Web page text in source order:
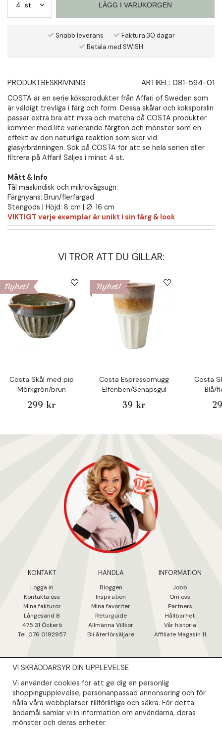
LÄGG I VARUKORGEN
Snabb leverans
Faktura 30 dagar
Betala med SWISH
PRODUKTBESKRIVNING ARTIKEL: 081-594-01
COSTA är en serie köksprodukter från Affari of Sweden som
är väldigt trevliga i färg och form. Dessa skålar och köksporslin
passar extra bra att mixa och matcha då COSTA produkter
kommer med lite varierande färgton och mönster som en
effekt av den naturliga reaktion som sker vid
glasyrbränningen. Sök på COSTA för att se hela serien eller
filtrera på Affari! Säljes i minst 4 st.
Mått & Info
Tål maskindisk och mikrovågsugn.
Färgnyans: Brun/flerfärgad
Stengods | Höjd: 8 cm | Ø: 16 cm
VIKTIGT varje exemplar är unikt i sin färg & look
VI TROR ATT DU GILLAR:
Nyhet!
Costa Skål med pip
Mörkgrön/brun
299 kr
Nyhet!
Costa Espressomugg
Elfenben/Senapsgul
39 kr
Costa
Blå/
KONTAKT
Logga in
Kontakta oss
Mina fakturor
Långesand 8
475 31 Öckerö
Tel. 076 0192957
HANDLA
Bloggen
Inspiration
Mina favoriter
Returguide
Allmänna Villkor
Bli återförsäljare
INFORMATION
Jobb
Om oss
Partners
Hållbarhet
Vår historia
Affiliate Magasin 11
NYHETSBREV
Såklart skall du ta del av våra bästa erbjudanden & nyheter!
Din mail kommer endast användas till våra nyhetsbrev.
VI SKRÄDDARSYR DIN UPPLEVELSE
Vi använder cookies för att ge dig en personlig
shoppingupplevelse, personanpassad annonsering och för
hålla våra webbplatser tillförlitliga och säkra. För detta
ändamål samlar vi in information om användarna, deras
mönster och deras enheter.